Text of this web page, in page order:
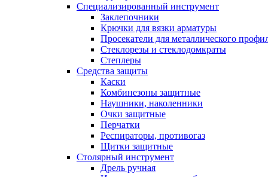
Специализированный инструмент
Заклепочники
Крючки для вязки арматуры
Просекатели для металлического
Стеклорезы и стеклодомкраты
Степлеры
Средства защиты
Каски
Комбинезоны защитные
Наушники, наколенники
Очки защитные
Перчатки
Респираторы, противогаз
Щитки защитные
Столярный инструмент
Дрель ручная